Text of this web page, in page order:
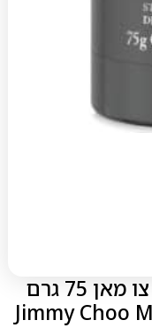
דאודורנט סטיק לגבר גימי צו מאן 75 גרם
Jimmy Choo